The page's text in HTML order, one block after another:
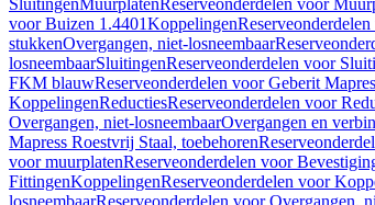
SluitingenMuurplatenReserveonderdelen voor
voor Buizen 1.4401Koppelingen
stukkenOvergangen, niet-losneembaar
losneembaarSluitingenReserveonderdelen voor
FKM blauwReserveonderdelen voor Geberit
KoppelingenReductiesReserveonderdelen voor
Overgangen, niet-losneembaarOvergangen en
Mapress Roestvrij Staal, toebehoren
voor muurplatenReserveonderdelen voor
FittingenKoppelingenReserveonderdelen voor
losneembaarReserveonderdelen voor Overgangen,